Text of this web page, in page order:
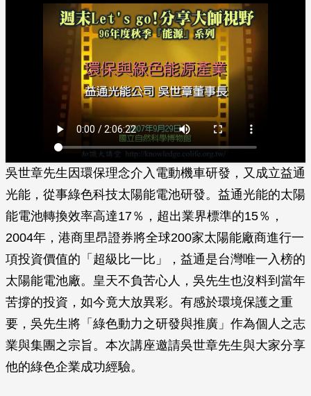
吳世章先生因環保理念介入電動機車研發，又成立益通
光能，從事綠色科技太陽能電池研發。益通光能的太陽
能電池轉換效率高達17％，超出業界標準的15％，
2004年，港商里昂證券將全球200家太陽能廠商進行一
項投資價值的「超級比一比」，益通是台灣唯一入榜的
太陽能電池廠。皇天不負苦心人，吳先生也沒料到當年
苦撐的投資，如今竟大放異彩。有感於環境保護之重
要，吳先生將「綠色動力之研發與推廣」作為個人之志
業與集團之宗旨。本次講座邀請吳世章先生與大家分享
他的綠色企業成功經驗。